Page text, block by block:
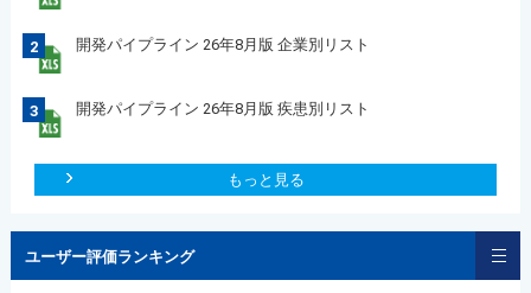
2 開発パイプライン 26年8月版 企業別リスト
3 開発パイプライン 26年8月版 疾患別リスト
もっと見る
ユーザー評価ランキング